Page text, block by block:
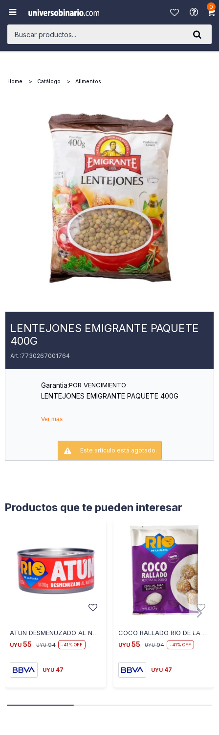
0

Home Catálogo Alimentos
LENTEJONES EMIGRANTE PAQUETE
400G
7730267001764
Garantia:POR VENCIMIENTO
LENTEJONES EMIGRANTE PAQUETE 400G
Ver mas
Este artículo está agotado.
Productos que te pueden interesar
ATUN DESMENUZADO AL NATURAL RIO DE LA PLATA 170 GR
UYU 55 UYU 94 41
UYU 47
COCO RALLADO RIO DE LA PLATA 100 GR
UYU 55 UYU 94 41
UYU 47